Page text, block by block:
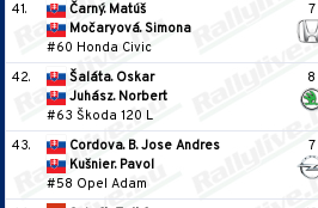
41.
Čarný. Matúš
Močaryová. Simona
#60 Honda Civic
7
42.
Šaláta. Oskar
Juhász. Norbert
#63 Škoda 120 L
8
43.
Cordova. B. Jose Andres
Kušnier. Pavol
#58 Opel Adam
7